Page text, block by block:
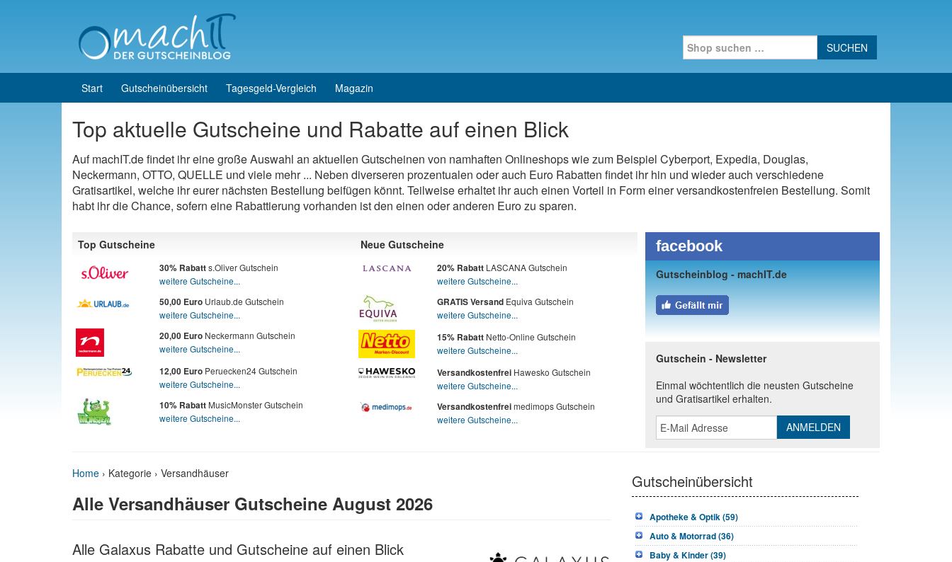
Search for:
Start Gutscheinübersicht Tagesgeld-Vergleich Magazin
Top aktuelle Gutscheine und Rabatte auf einen Blick
Auf machIT.de findet ihr eine große Auswahl an aktuellen Gutscheinen von namhaften Onlineshops wie zum Beispiel Cyberport, Expedia, Douglas,
Neckermann, OTTO, QUELLE und viele mehr ... Neben diverseren prozentualen oder auch Euro Rabatten findet ihr hin und wieder auch verschiedene
Gratisartikel, welche ihr eurer nächsten Bestellung beifügen könnt. Teilweise erhaltet ihr auch einen Vorteil in Form einer versandkostenfreien Bestellung. Somit
habt ihr die Chance, sofern eine Rabattierung vorhanden ist den einen oder anderen Euro zu sparen.
Top Gutscheine
30% Rabatts.Oliver Gutschein
weitere Gutscheine...
50,00 Euro Urlaub.de Gutschein
weitere Gutscheine...
20,00 Euro Neckermann Gutschein
weitere Gutscheine...
12,00 Euro Peruecken24 Gutschein
weitere Gutscheine...
10% Rabatt MusicMonster Gutschein
weitere Gutscheine...
Neue Gutscheine
20% Rabatt LASCANA Gutschein
weitere Gutscheine...
GRATIS Versand Equiva Gutschein
weitere Gutscheine...
15% Rabatt Netto-Online Gutschein
weitere Gutscheine...
Versandkostenfrei Hawesko Gutschein
weitere Gutscheine...
Versandkostenfreimedimops Gutschein
weitere Gutscheine...
facebook
Gutscheinblog - machIT.de
Gutschein - Newsletter
Einmal wöchtentlich die neusten Gutscheine
und Gratisartikel erhalten.
Home › Kategorie › Versandhäuser
Alle Versandhäuser Gutscheine August 2026
Alle Galaxus Rabatte und Gutscheine auf einen Blick
Gutscheinübersicht
Apotheke & Optik (59)
Auto & Motorrad (36)
Baby & Kinder (39)